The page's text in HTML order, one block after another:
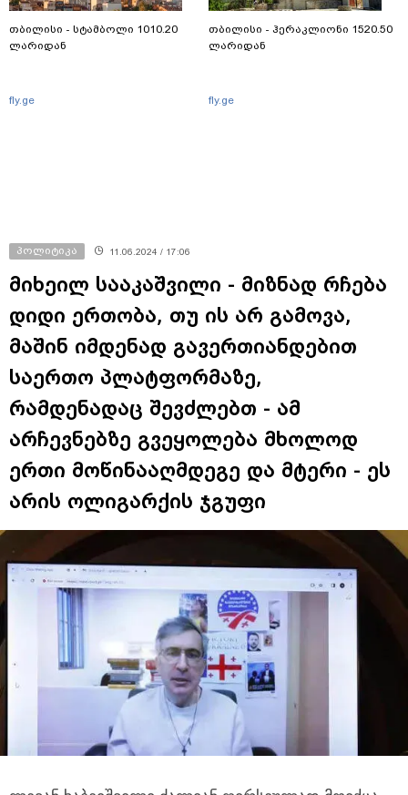
თბილისი - სტამბოლი 1010.20
ლარიდან
fly.ge
თბილისი - ჰერაკლიონი 1520.50
ლარიდან
fly.ge
პოლიტიკა 11.06.2024 / 17:06
მიხეილ სააკაშვილი - მიზნად რჩება
დიდი ერთობა, თუ ის არ გამოვა,
მაშინ იმდენად გავერთიანდებით
საერთო პლატფორმაზე,
რამდენადაც შევძლებთ - ამ
არჩევნებზე გვეყოლება მხოლოდ
ერთი მოწინააღმდეგე და მტერი - ეს
არის ოლიგარქის ჯგუფი